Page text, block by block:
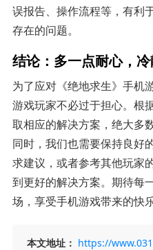
误报告、操作流程等，有利
存在的问题。
结论：多一点耐心，
为了应对《绝地求生》手机
游戏玩家不必过于担心。根
取相应的解决方案，绝大多
同时，我们也需要保持良好
求建议，或者参考其他玩家
到更好的解决方案。期待每
场，享受手机游戏带来的快乐
本文地址： https://